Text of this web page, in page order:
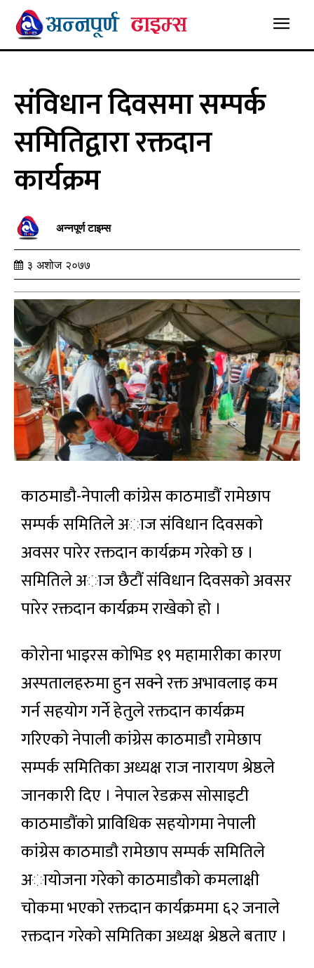
संविधान दिवसमा सम्पर्क
समितिद्वारा रक्तदान
कार्यक्रम
अन्नपूर्ण टाइम्स
३ अशोज २०७७
काठमाडौ-नेपाली कांग्रेस काठमाडौं रामेछाप
सम्पर्क समितिले अाज संविधान दिवसकाे
अवसर पारेर रक्तदान कार्यक्रम गरेकाे छ ।
समितिले अाज छैटौं संविधान दिवसकाे अवसर
पारेर रक्तदान कार्यक्रम राखेको हाे ।
काेराेना भाइरस काेभिड १९ महामारीका कारण
अस्पतालहरुमा हुन सक्ने रक्त अभावलाइ कम
गर्न सहयोग गर्ने हेतुले रक्तदान कार्यक्रम
गरिएकाे नेपाली कांग्रेस काठमाडौ रामेछाप
सम्पर्क समितिका अध्यक्ष राज नारायण श्रेष्ठले
जानकारी दिए । नेपाल रेडक्रस साेसाइटी
काठमाडौंकाे प्राविधिक सहयाेगमा नेपाली
कांग्रेस काठमाडौ रामेछाप सम्पर्क समितिले
अायाेजना गरेकाे काठमाडौकाे कमलाक्षी
चाेकमा भएकाे रक्तदान कार्यक्रममा ६२ जनाले
रक्तदान गरेकाे समितिका अध्यक्ष श्रेष्ठले बताए ।